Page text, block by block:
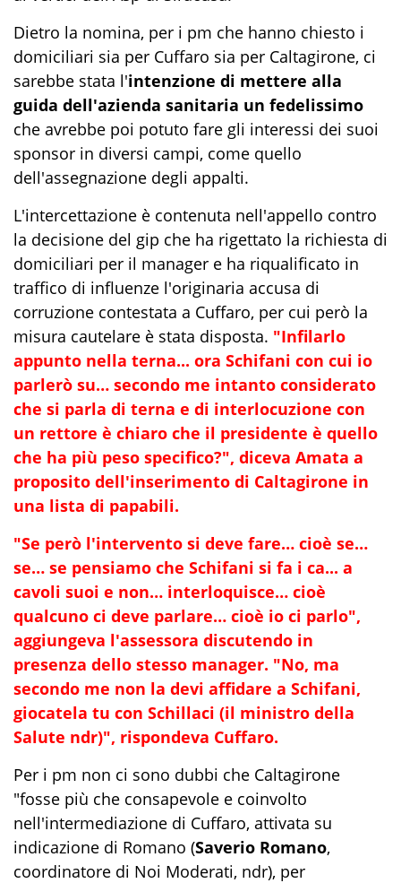
Dietro la nomina, per i pm che hanno chiesto i
domiciliari sia per Cuffaro sia per Caltagirone, ci
sarebbe stata l'intenzione di mettere alla
guida dell'azienda sanitaria un fedelissimo
che avrebbe poi potuto fare gli interessi dei suoi
sponsor in diversi campi, come quello
dell'assegnazione degli appalti.
L'intercettazione è contenuta nell'appello contro
la decisione del gip che ha rigettato la richiesta di
domiciliari per il manager e ha riqualificato in
traffico di influenze l'originaria accusa di
corruzione contestata a Cuffaro, per cui però la
misura cautelare è stata disposta. "Infilarlo
appunto nella terna... ora Schifani con cui io
parlerò su… secondo me intanto considerato
che si parla di terna e di interlocuzione con
un rettore è chiaro che il presidente è quello
che ha più peso specifico?", diceva Amata a
proposito dell'inserimento di Caltagirone in
una lista di papabili.
"Se però l'intervento si deve fare… cioè se…
se… se pensiamo che Schifani si fa i ca... a
cavoli suoi e non… interloquisce… cioè
qualcuno ci deve parlare… cioè io ci parlo",
aggiungeva l'assessora discutendo in
presenza dello stesso manager. "No, ma
secondo me non la devi affidare a Schifani,
giocatela tu con Schillaci (il ministro della
Salute ndr)", rispondeva Cuffaro.
Per i pm non ci sono dubbi che Caltagirone
"fosse più che consapevole e coinvolto
nell'intermediazione di Cuffaro, attivata su
indicazione di Romano (Saverio Romano,
coordinatore di Noi Moderati, ndr), per